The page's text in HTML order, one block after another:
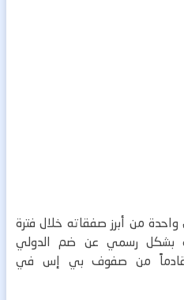
واحدة من أبرز صفقاته خلال فترة
بشكل رسمي عن ضم الدولي
قادماً من صفوف بي إس في